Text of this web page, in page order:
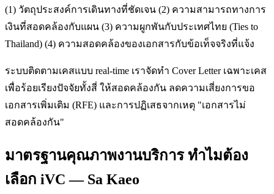
(1) วัตถุประสงค์การเดินทางที่ชัดเจน (2) ความสามารถทางการ
เงินที่สอดคล้องกับแผน (3) ความผูกพันกับประเทศไทย (Ties to
Thailand) (4) ความสอดคล้องของเอกสารกับข้อเท็จจริงที่แจ้ง
ระบบติดตามเคสแบบ real-time เราจัดทำ Cover Letter เฉพาะเคส
เพื่อร้อยเรียงปัจจัยทั้งสี่ ให้สอดคล้องกัน ลดความเสี่ยงการขอ
เอกสารเพิ่มเติม (RFE) และการปฏิเสธจากเหตุ "เอกสารไม่
สอดคล้องกัน"
มาตรฐานคุณภาพงานบริการ ทำไมต้อง
เลือก iVC — Sa Kaeo